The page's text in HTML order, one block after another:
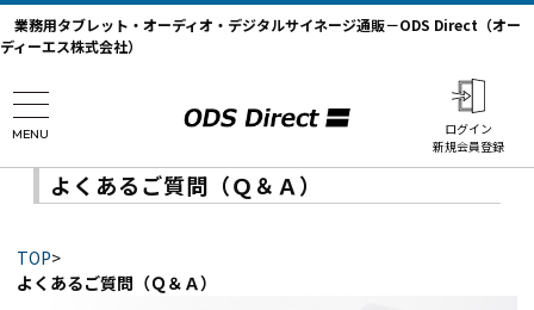
業務用タブレット・オーディオ・デジタルサイネージ通販－ODS Direct（オー
ディーエス株式会社）
MENU
ログイン
新規会員登録
よくあるご質問（Ｑ＆Ａ）
TOP>
よくあるご質問（Ｑ＆Ａ）